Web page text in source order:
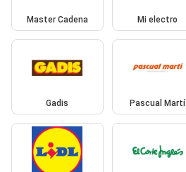
Master Cadena Mi electro
Gadis Pascual Martí